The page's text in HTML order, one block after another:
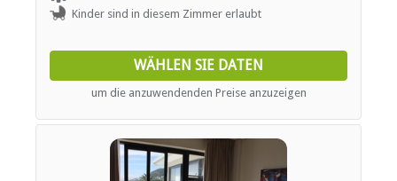
Kinder sind in diesem Zimmer erlaubt
WÄHLEN SIE DATEN
um die anzuwendenden Preise anzuzeigen